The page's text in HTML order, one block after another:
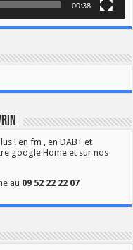
00:38
! en fm , en DAB+ et
google Home et sur nos
au 09 52 22 22 07